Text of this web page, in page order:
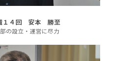
１４回 安本 勝至
の設立・運営に尽力